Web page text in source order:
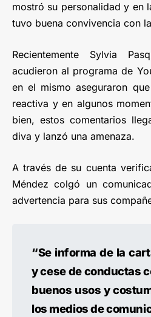
mostró su personalidad y en
tuvo buena convivencia con
Recientemente Sylvia
acudieron al programa de
en el mismo aseguraron
reactiva y en algunos
bien, estos comentarios
diva y lanzó una amenaza.
A través de su cuenta
Méndez colgó un
advertencia para sus
“Se informa de la
y cese de conductas
buenos usos y
los medios de